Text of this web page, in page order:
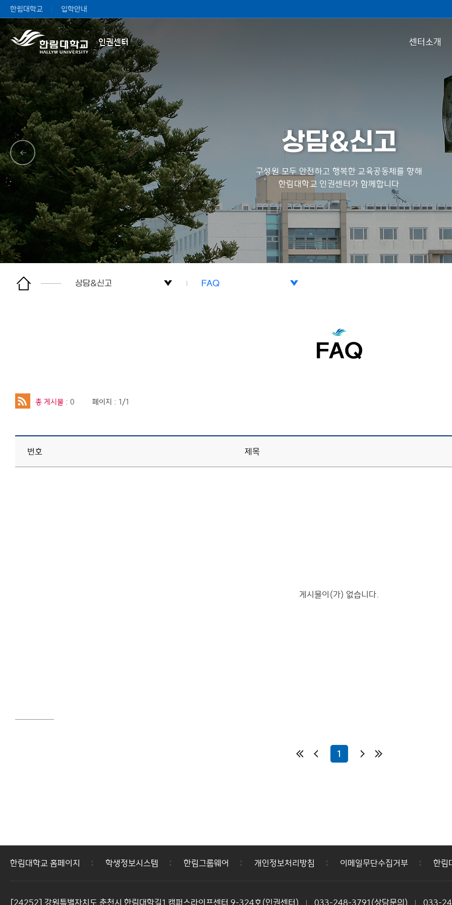
한림대학교 입학안내
인권센터 센터소개
상담&신고
구성원 모두 안전하고 행복한 교육공동체를 향해
한림대학교 인권센터가 함께합니다
상담&신고 FAQ
FAQ
총 게시물 : 0 페이지 : 1/1
번호 제목
게시물이(가) 없습니다.
1
한림대학교 홈페이지 학생정보시스템 한림그룹웨어 개인정보처리방침 이메일무단수집거부 한림
[24252] 강원특별자치도 춘천시 한림대학길1 캠퍼스라이프센터 9-324호(인권센터) 033-248-3791(상담문의) 033-